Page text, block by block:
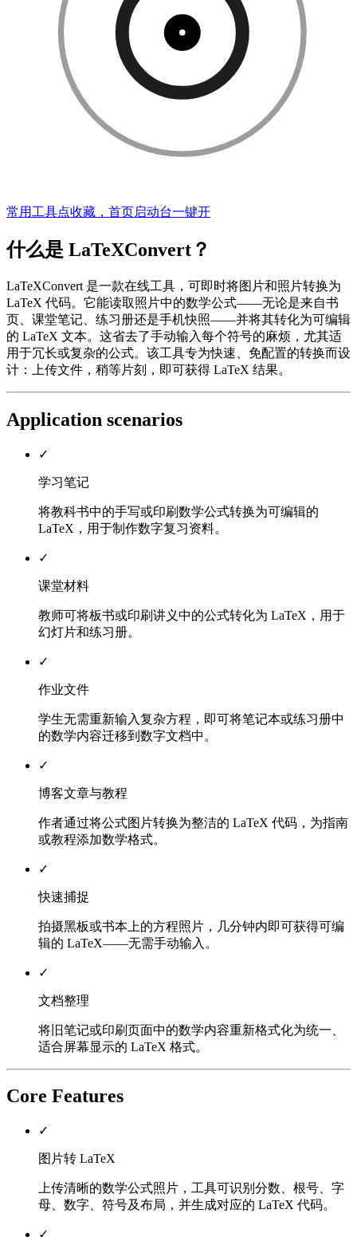
常用工具点收藏，首页启动台一键开
什么是 LaTeXConvert？
LaTeXConvert 是一款在线工具，可即时将图片和照片转换为
LaTeX 代码。它能读取照片中的数学公式——无论是来自书
页、课堂笔记、练习册还是手机快照——并将其转化为可编辑
的 LaTeX 文本。这省去了手动输入每个符号的麻烦，尤其适
用于冗长或复杂的公式。该工具专为快速、免配置的转换而设
计：上传文件，稍等片刻，即可获得 LaTeX 结果。
Application scenarios
✓
学习笔记
将教科书中的手写或印刷数学公式转换为可编辑的
LaTeX，用于制作数字复习资料。
✓
课堂材料
教师可将板书或印刷讲义中的公式转化为 LaTeX，用于
幻灯片和练习册。
✓
作业文件
学生无需重新输入复杂方程，即可将笔记本或练习册中
的数学内容迁移到数字文档中。
✓
博客文章与教程
作者通过将公式图片转换为整洁的 LaTeX 代码，为指南
或教程添加数学格式。
✓
快速捕捉
拍摄黑板或书本上的方程照片，几分钟内即可获得可编
辑的 LaTeX——无需手动输入。
✓
文档整理
将旧笔记或印刷页面中的数学内容重新格式化为统一、
适合屏幕显示的 LaTeX 格式。
Core Features
✓
图片转 LaTeX
上传清晰的数学公式照片，工具可识别分数、根号、字
母、数字、符号及布局，并生成对应的 LaTeX 代码。